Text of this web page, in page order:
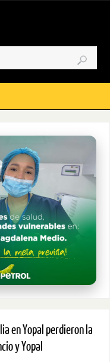
en Yopal perdieron la
y Yopal